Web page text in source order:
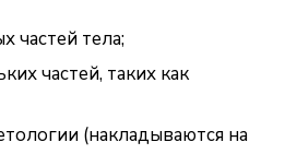
частей тела;
частей, таких как
(накладываются на